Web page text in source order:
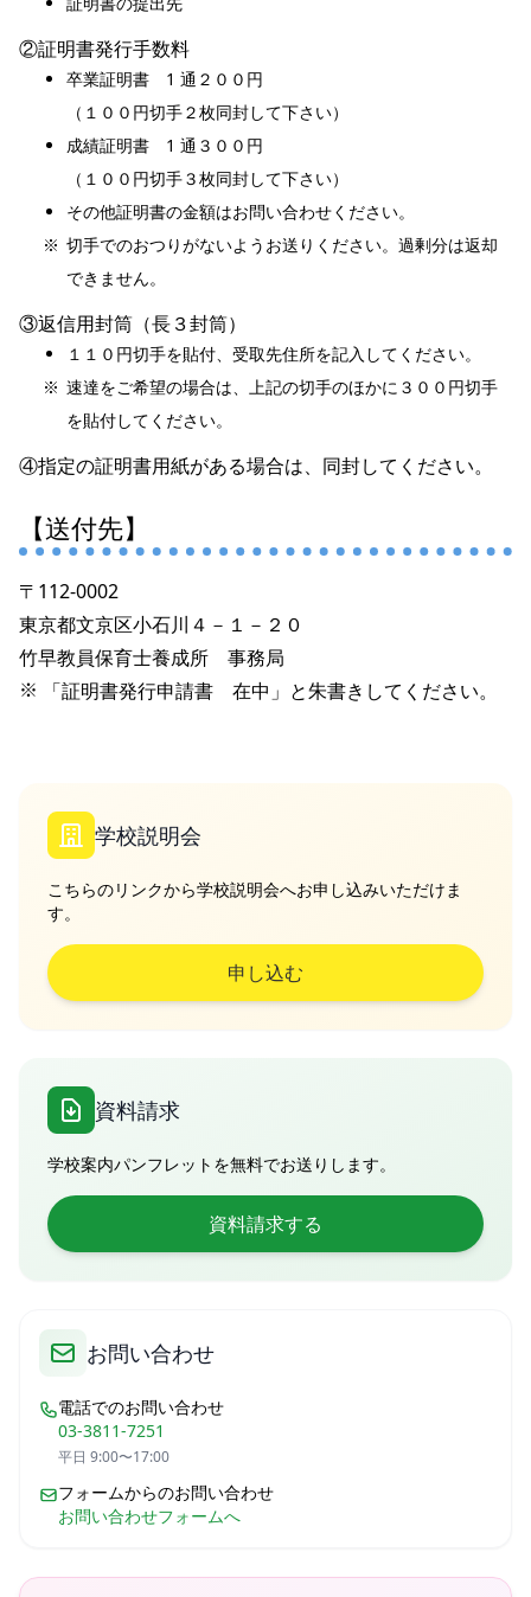
②証明書発行手数料
卒業証明書 1 通２００円
（１００円切手２枚同封して下さい）
成績証明書 1 通３００円
（１００円切手３枚同封して下さい）
その他証明書の金額はお問い合わせください。
切手でのおつりがないようお送りください。過剰分は返却
できません。
③返信用封筒（長３封筒）
１１０円切手を貼付、受取先住所を記入して ください。
速達をご希望の場合は、上記の切手のほかに３００円切手
を貼付して ください。
④指定の証明書用紙がある場合は、同封して ください。
【送付先】
〒112-0002
東京都文京区小石川４－１－２０
竹早教員保育士養成所 事務局
「証明書発行申請書 在中」と朱書きして ください。
学校説明会
こちらのリンクから学校説明会へお申し込みいただけま
す。
申し込む
資料請求
学校案内パンフレットを無料でお送りします。
資料請求する
お問い合わせ
電話でのお問い合わせ
03-3811-7251
平日 9:00〜17:00
フォームからのお問い合わせ
お問い合わせフォームへ